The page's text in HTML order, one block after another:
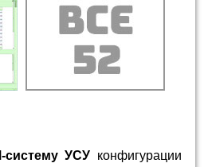
систему УСУ конфигурации